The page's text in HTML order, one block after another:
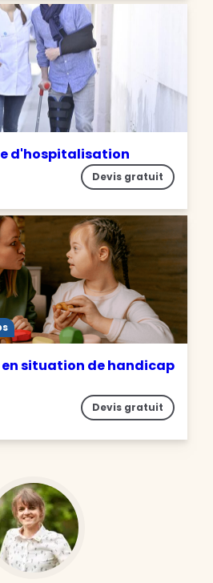
d'hospitalisation
Devis gratuit
en situation de handicap
Devis gratuit